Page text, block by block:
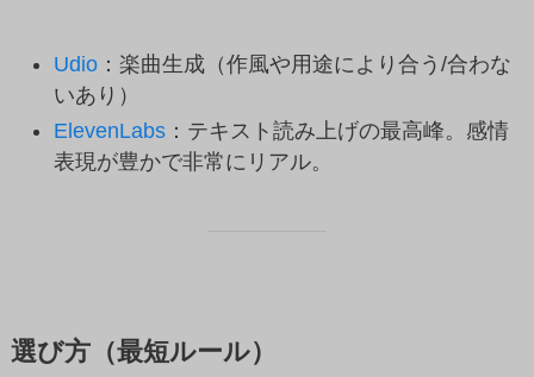
Udio：楽曲生成（作風や用途により合う/合わな
いあり）
ElevenLabs：テキスト読み上げの最高峰。感情
表現が豊かで非常にリアル。
選び方（最短ルール）